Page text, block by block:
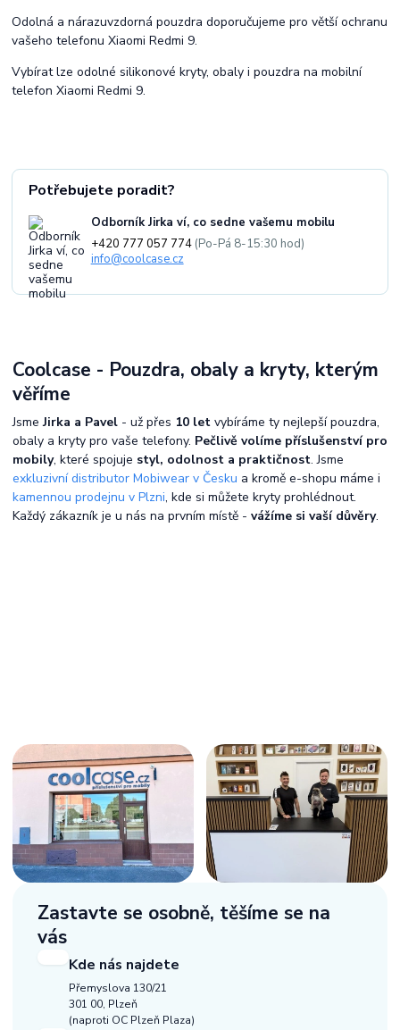
Potřebujete poradit?
Odborník Jirka ví, co sedne vašemu mobilu
+420 777 057 774 (Po-Pá 8-15:30 hod)
info@coolcase.cz
Odolná a nárazuvzdorná pouzdra doporučujeme pro větší ochranu
vašeho telefonu Xiaomi Redmi 9.
Vybírat lze odolné silikonové kryty, obaly i pouzdra na mobilní
telefon Xiaomi Redmi 9.
Coolcase - Pouzdra, obaly a kryty, kterým
věříme
JsmeJirka a Pavel - už přes 10 let vybíráme ty nejlepší pouzdra,
obaly a kryty pro vaše telefony. Pečlivě volíme příslušenství pro
mobily, které spojuje styl, odolnost a praktičnost. Jsme
exkluzivní distributor Mobiwear v Česku a kromě e-shopu máme i
kamennou prodejnu v Plzni, kde si můžete kryty prohlédnout.
Každý zákazník je u nás na prvním místě - vážíme si vaší důvěry.
Zastavte se osobně, těšíme se na
vás
Kde nás najdete
Přemyslova 130/21
301 00, Plzeň
(naproti OC Plzeň Plaza)